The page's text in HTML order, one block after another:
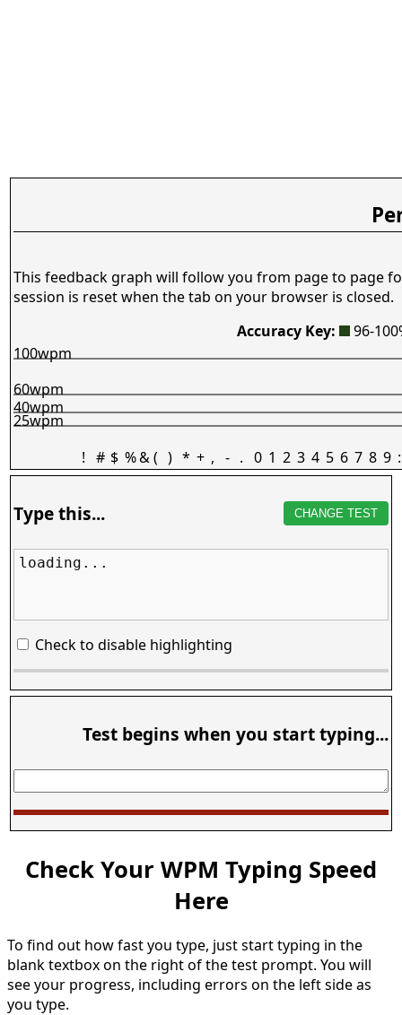
This feedback graph will follow you from page to page
session is reset when the tab on your browser is closed.
Accuracy Key:
96-
! # $ %&( ) * + , - . 0 1 2 3 4 5 6 7 8 9 :
25wpm
40wpm
60wpm
100wpm
Type this... CHANGE TEST
loading...
Check to disable highlighting
Test begins when you start typing...
Check Your WPM Typing Speed
Here
To find out how fast you type, just start typing in the
blank textbox on the right of the test prompt. You will
see your progress, including errors on the left side as
you type.